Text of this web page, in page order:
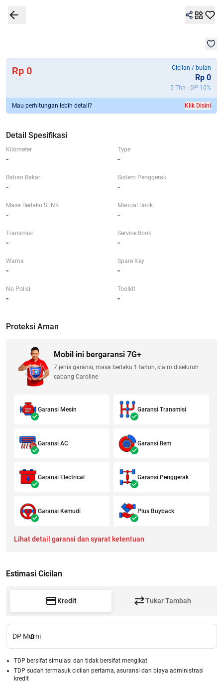
Detail Spesifikasi Bandingkan 1/1
Rp 0 Cicilan / bulan
Rp 0
5 Thn - DP 10%
Mau perhitungan lebih detail? Klik Disini
Detail Spesifikasi
Kilometer
-
Type
-
Bahan Bakar
-
Sistem Penggerak
-
Masa Berlaku STNK
-
Manual Book
-
Transmisi
-
Service Book
-
Warna
-
Spare Key
-
No Polisi
-
Toolkit
-
Proteksi Aman
Mobil ini bergaransi 7G+
7 jenis garansi, masa berlaku 1 tahun, klaim diseluruh
cabang Caroline
Garansi Mesin Garansi Transmisi
Garansi AC Garansi Rem
Garansi Electrical Garansi Penggerak
Garansi Kemudi Plus Buyback
Lihat detail garansi dan syarat ketentuan
Estimasi Cicilan
Kredit Tukar Tambah
DP Murni
0
TDP bersifat simulasi dan tidak bersifat mengikat
TDP sudah termasuk cicilan pertama, asuransi dan biaya administrasi
kredit